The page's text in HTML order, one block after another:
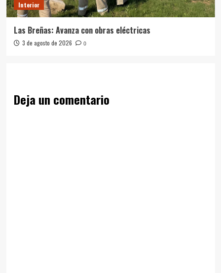
Interior
Las Breñas: Avanza con obras eléctricas
3 de agosto de 2026 0
Deja un comentario